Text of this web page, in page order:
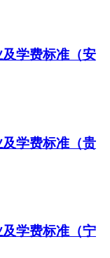
学费标准（安
学费标准（贵
学费标准（宁